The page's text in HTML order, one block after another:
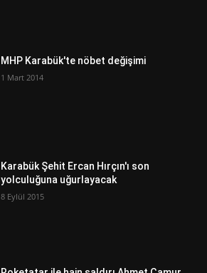
MHP Karabük'te nöbet değişimi
1 Mart 2014
Karabük Şehit Ercan Hırçın'ı son
yolculuğuna uğurlayacak
8 Eylül 2015